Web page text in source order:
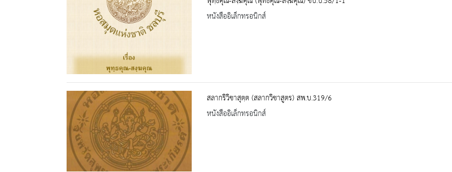
หนังสืออิเล็กทรอนิกส์
สลากริวิชาสุตฺต (สลากวิชาสูตร) สพ.บ.319/6
หนังสืออิเล็กทรอนิกส์